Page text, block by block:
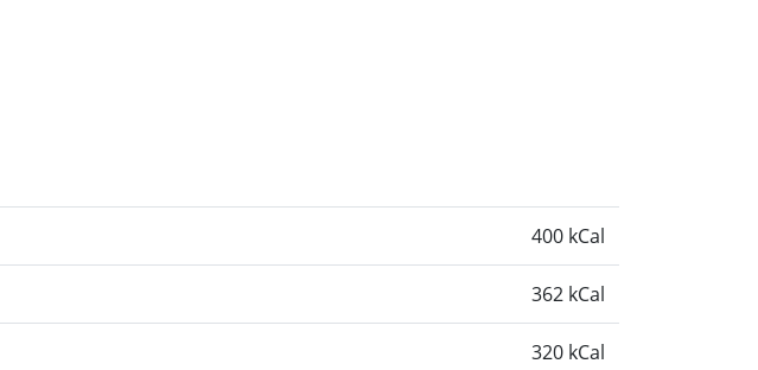
400 kCal
362 kCal
320 kCal